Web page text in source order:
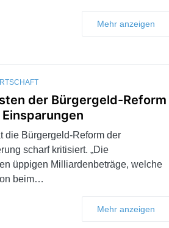
Mehr anzeigen
der Bürgergeld-Reform
die Bürgergeld-Reform der
scharf kritisiert. „Die
üppigen Milliardenbeträge, welche
beim…
Mehr anzeigen